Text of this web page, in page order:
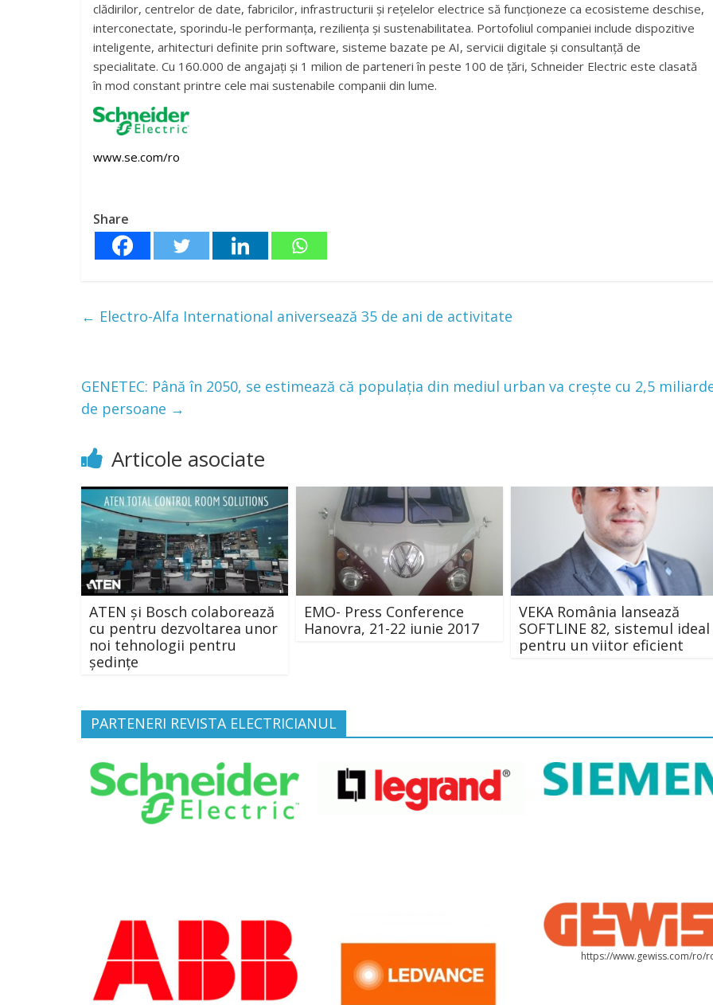
clădirilor, centrelor de date, fabricilor, infrastructurii și rețelelor electrice să funcționeze ca ecosisteme deschise,
interconectate, sporindu-le performanța, reziliența și sustenabilitatea. Portofoliul companiei include dispozitive
inteligente, arhitecturi definite prin software, sisteme bazate pe AI, servicii digitale și consultanță de
specialitate. Cu 160.000 de angajați și 1 milion de parteneri în peste 100 de țări, Schneider Electric este clasată
în mod constant printre cele mai sustenabile companii din lume.
www.se.com/ro
Share
← Electro-Alfa International aniversează 35 de ani de activitate
GENETEC: Până în 2050, se estimează că populația din mediul urban va crește cu 2,5
de persoane →
Articole asociate
ATEN și Bosch colaborează
cu pentru dezvoltarea unor
noi tehnologii pentru
ședințe
EMO- Press Conference
Hanovra, 21-22 iunie 2017
VEKA România lansează
SOFTLINE 82, sistemul ideal
pentru un viitor eficient
PARTENERI REVISTA ELECTRICIANUL
https://www.gewiss.com/ro/